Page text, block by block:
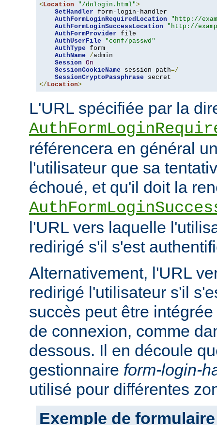
< Location "/dologin.html">
SetHandler form-login-handler
AuthFormLoginRequiredLocation
"http://
AuthFormLoginSuccessLocation
"http://
AuthFormProvider file
AuthUserFile
"conf/passwd"
AuthType form
AuthName
/admin
Session On
SessionCookieName session path=/
SessionCryptoPassphrase
</ Location>
L'URL spécifiée par la
référencera en général
l'utilisateur que sa
échoué, et qu'il doit la
l'URL vers laquelle
redirigé s'il s'est
Alternativement, l'URL
redirigé l'utilisateur s'il
succès peut être
de connexion, comme
dessous. Il en découle
gestionnaire form-login-
utilisé pour différentes
Exemple de formulaire